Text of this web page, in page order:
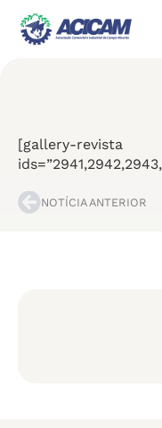
[gallery-revista
NOTÍCIA ANTERIOR